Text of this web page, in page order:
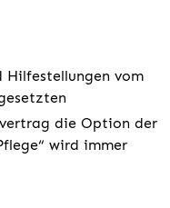
vom
die Option der
wird immer